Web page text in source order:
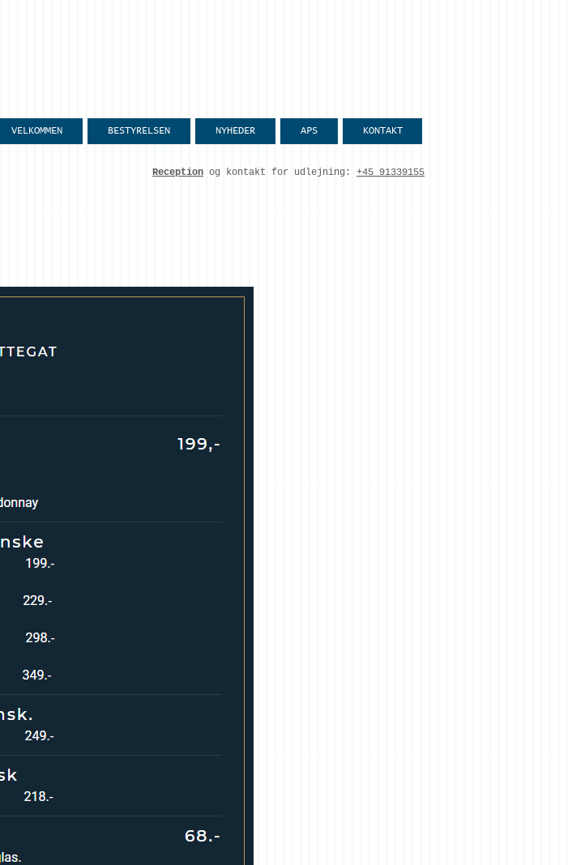
VELKOMMEN BESTYRELSEN NYHEDER APS KONTAKT
Reception og kontakt for udlejning: +45 91339155